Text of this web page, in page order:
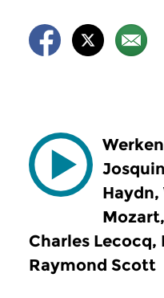
Charles
Raymond Scott